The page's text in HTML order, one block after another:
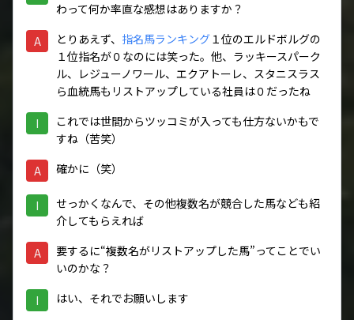
わって何か率直な感想はありますか？
A とりあえず、 指名馬ランキング１位のエルドボルグの
１位指名が０なのには笑った。他、ラッキースパーク
ル、レジューノワール、エクアトーレ、スタニスラス
ら血統馬もリストアップしている社員は０だったね
I
これでは世間からツッコミが入っても仕方ないかもで
すね（苦笑）
A 確かに（笑）
I
せっかくなんで、その他複数名が競合した馬なども紹
介してもらえれば
A
要するに“複数名がリストアップした馬”ってことでい
いのかな？
I はい、それでお願いします